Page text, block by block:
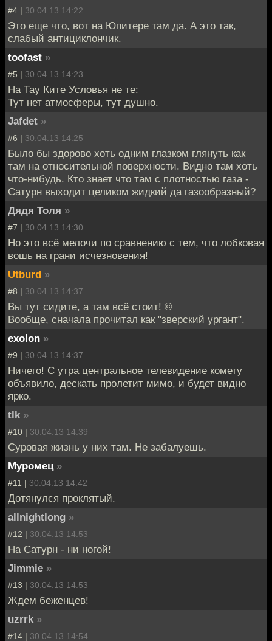
#4 | 30.04.13 14:22
Это еще что, вот на Юпитере там да. А это так,
слабый антициклончик.
toofast »
#5 | 30.04.13 14:23
На Тау Ките Условья не те:
Тут нет атмосферы, тут душно.
Jafdet »
#6 | 30.04.13 14:25
Было бы здорово хоть одним глазком глянуть как
там на относительной поверхности. Видно там хоть
что-нибудь. Кто знает что там с плотностью газа -
Сатурн выходит целиком жидкий да газообразный?
Дядя Толя »
#7 | 30.04.13 14:30
Но это всё мелочи по сравнению с тем, что лобковая
вошь на грани исчезновения!
Utburd »
#8 | 30.04.13 14:37
Вы тут сидите, а там всё стоит! ©
Вообще, сначала прочитал как "зверский ургант".
exolon »
#9 | 30.04.13 14:37
Ничего! С утра центральное телевидение комету
объявило, дескать пролетит мимо, и будет видно
ярко.
tlk »
#10 | 30.04.13 14:39
Суровая жизнь у них там. Не забалуешь.
Муромец »
#11 | 30.04.13 14:42
Дотянулся проклятый.
allnightlong »
#12 | 30.04.13 14:53
На Сатурн - ни ногой!
Jimmie »
#13 | 30.04.13 14:53
Ждем беженцев!
uzrrk »
#14 | 30.04.13 14:54